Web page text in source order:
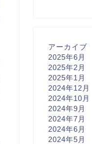
アーカイブ
2025年6月
2025年2月
2025年1月
2024年12月
2024年10月
2024年9月
2024年7月
2024年6月
2024年5月